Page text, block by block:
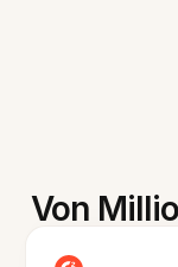
Von